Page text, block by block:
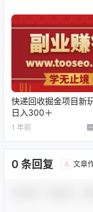
快递回收掘金项目新
日入300＋
1 年前
0 条回复 A 文章